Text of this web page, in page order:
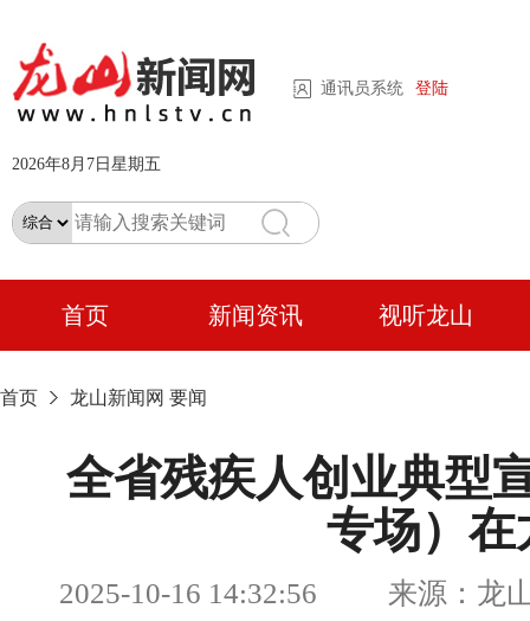
通讯员系统 登陆
2026年8月7日星期五
首页 新闻资讯 视听龙山
首页 龙山新闻网 要闻
全省残疾人创业典型
专场）在
2025-10-16 14:32:56 来源：龙山